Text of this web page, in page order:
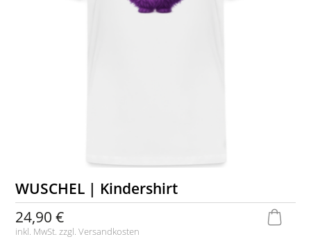
WUSCHEL | Kindershirt
24,90 €
inkl. MwSt. zzgl.Versandkosten